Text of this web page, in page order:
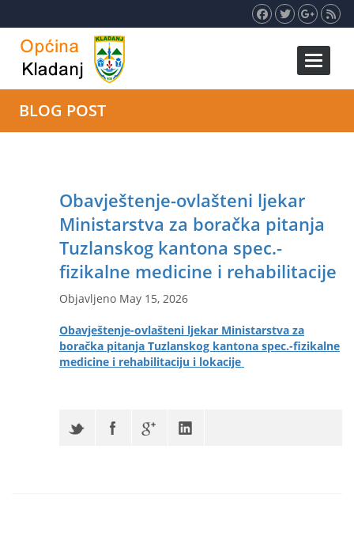
Toggle
BLOG POST
Obavještenje-ovlašteni ljekar
Ministarstva za boračka pitanja
Tuzlanskog kantona spec.-
fizikalne medicine i rehabilitacije
Objavljeno May 15, 2026
Obavještenje-ovlašteni ljekar Ministarstva za
boračka pitanja Tuzlanskog kantona spec.-fizikalne
medicine i rehabilitaciju i lokacije